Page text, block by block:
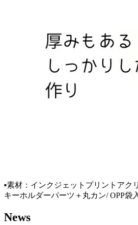
▪️素材：インクジェットプリントアク
キーホルダーパーツ＋丸カン/ OPP袋
News